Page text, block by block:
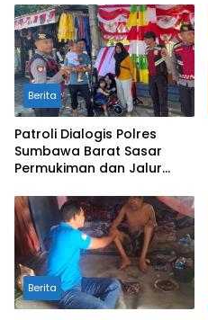
Api
Berita
Patroli Dialogis Polres
Sumbawa Barat Sasar
Permukiman dan Jalur
Tetap Kondusif
Berita